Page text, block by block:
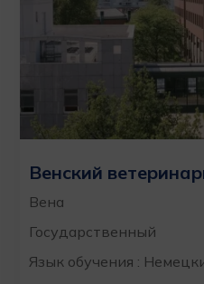
Венский
Вена
Государственный
Язык обучения :